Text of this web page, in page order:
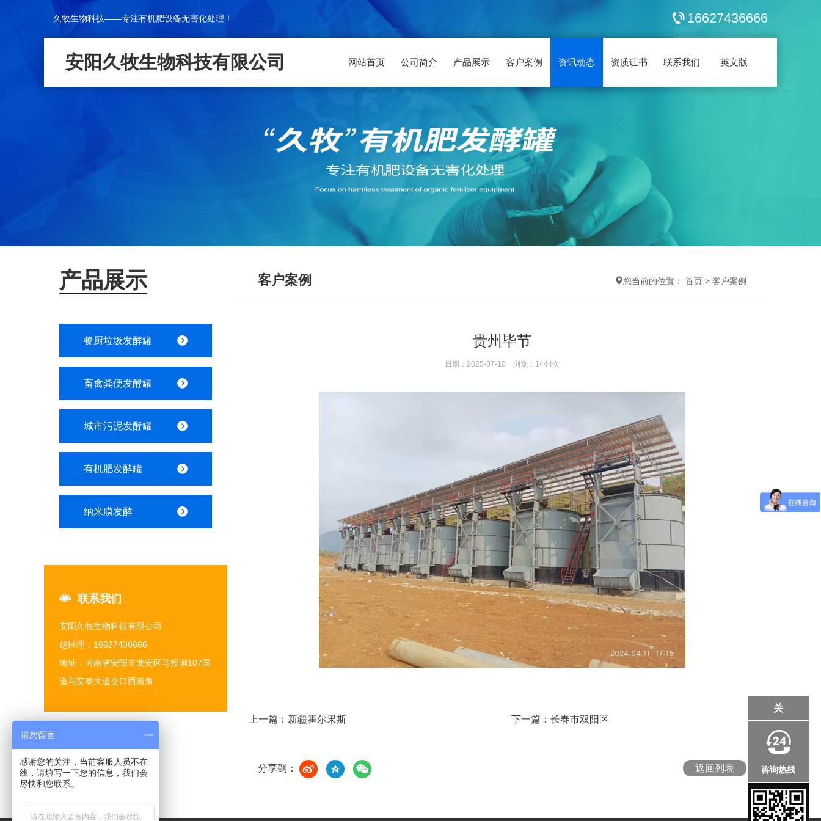
久牧生物科技——专注有机肥设备无害化处理！ 16627436666
安阳久牧生物科技有限公司 网站首页 公司简介 产品展示 客户案例 资讯动态 资质证书 联系我们 英文版
产品展示
餐厨垃圾发酵罐
畜禽粪便发酵罐
城市污泥发酵罐
有机肥发酵罐
纳米膜发酵
联系我们
安阳久牧生物科技有限公司
赵经理：16627436666
地址：河南省安阳市龙安区马投涧107国
道与安泰大道交口西南角
客户案例 您当前的位置： 首页 > 客户案例
贵州毕节
日期：2025-07-10 浏览：1444次
上一篇： 新疆霍尔果斯 下一篇： 长春市双阳区
分享到： 返回列表
关
咨询热线
请您留言
感谢您的关注，当前客服人员不在
线，请填写一下您的信息，我们会
尽快和您联系。